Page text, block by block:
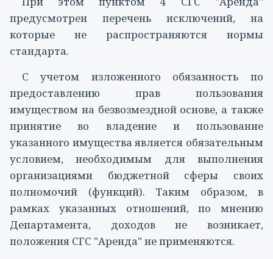
предусмотрен перечень исключений, на
которые не распространяются нормы
стандарта.
С учетом изложенного обязанность по
предоставлению прав пользования
имуществом на безвозмездной основе, а также
принятие во владение и пользование
указанного имущества является обязательным
условием, необходимым для выполнения
организациями бюджетной сферы своих
полномочий (функций). Таким образом, в
рамках указанных отношений, по мнению
Департамента, доходов не возникает,
положения СГС "Аренда" не применяются.